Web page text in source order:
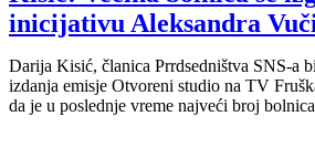
inicijativu Aleksandra
Darija Kisić, članica Prrdsedništva SNS-a
izdanja emisje Otvoreni studio na TV
da je u poslednje vreme najveći broj